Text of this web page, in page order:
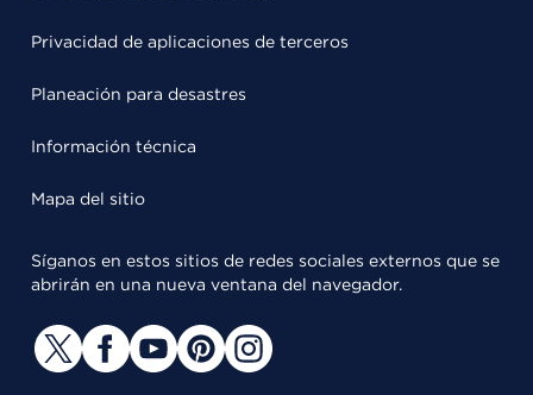
Privacidad de aplicaciones de terceros
Planeación para desastres
Información técnica
Mapa del sitio
Síganos en estos sitios de redes sociales externos que se
abrirán en una nueva ventana del navegador.